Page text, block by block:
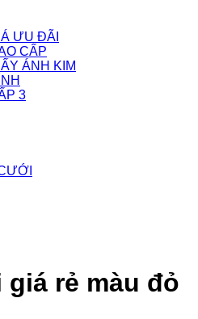
ƯU ĐÃI
CẤP
ÁNH KIM
3
rẻ màu đỏ